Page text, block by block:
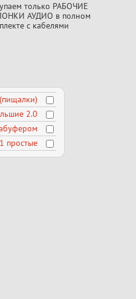
только РАБОЧИЕ
АУДИО в полном
с кабелями
2.0
простые